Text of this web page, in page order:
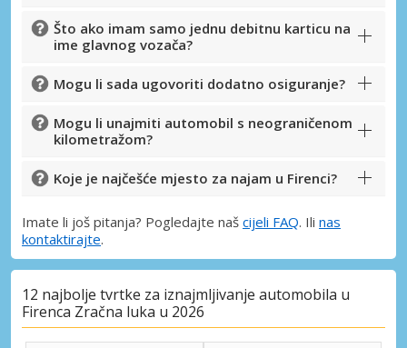
Što ako imam samo jednu debitnu karticu na
ime glavnog vozača?
Mogu li sada ugovoriti dodatno osiguranje?
Mogu li unajmiti automobil s neograničenom
kilometražom?
Koje je najčešće mjesto za najam u Firenci?
Imate li još pitanja? Pogledajte naš cijeli FAQ. Ili nas
kontaktirajte.
12 najbolje tvrtke za iznajmljivanje automobila u
Firenca Zračna luka u 2026